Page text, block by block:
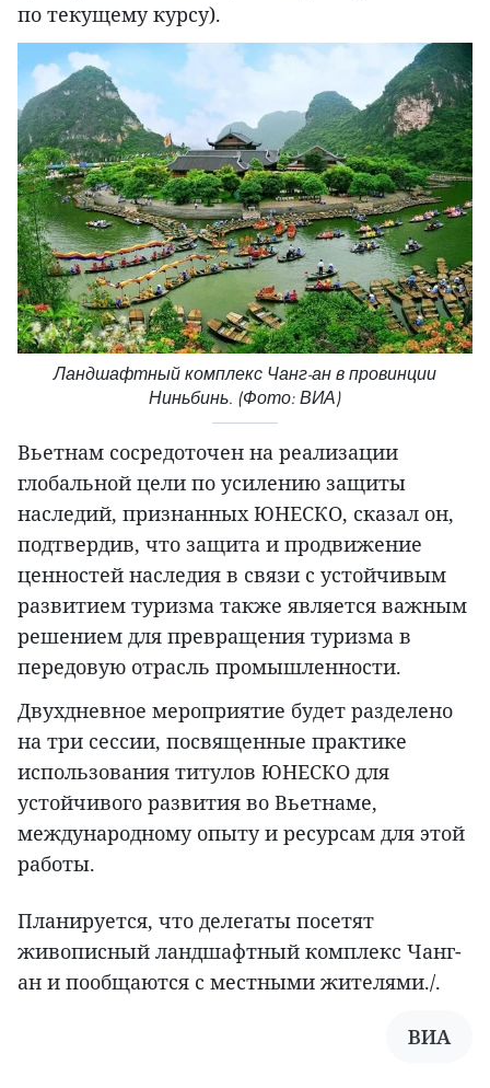
по текущему курсу).
Ландшафтный комплекс Чанг-ан в провинции
Ниньбинь. (Фото: ВИА)
Вьетнам сосредоточен на реализации
глобальной цели по усилению защиты
наследий, признанных ЮНЕСКО, сказал он,
подтвердив, что защита и продвижение
ценностей наследия в связи с устойчивым
развитием туризма также является важным
решением для превращения туризма в
передовую отрасль промышленности.
Двухдневное мероприятие будет разделено
на три сессии, посвященные практике
использования титулов ЮНЕСКО для
устойчивого развития во Вьетнаме,
международному опыту и ресурсам для этой
работы.
Планируется, что делегаты посетят
живописный ландшафтный комплекс Чанг-
ан и пообщаются с местными жителями./.
ВИА